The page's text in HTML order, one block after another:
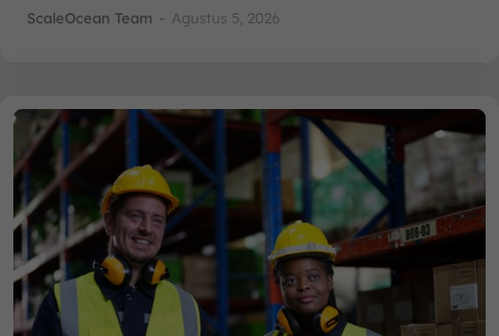
ScaleOcean Team - Agustus 5, 2026